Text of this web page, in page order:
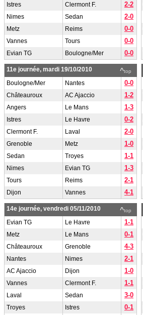
Istres Clermont F. 2-2
Nimes Sedan 2-0
Metz Reims 0-0
Vannes Tours 0-0
Evian TG Boulogne/Mer 0-0
^top
11e journée, mardi 19/10/2010
Boulogne/Mer
Nantes 0-0
Châteauroux AC Ajaccio 1-2
Angers Le Mans 1-3
Istres Le Havre 0-2
Clermont F. Laval 2-0
Grenoble Metz 1-0
Sedan Troyes 1-1
Nimes Evian TG 1-3
Tours Reims 2-1
Dijon Vannes 4-1
^top
14e journée, vendredi 05/11/2010
Evian TG
Le Havre 1-1
Metz Le Mans 0-1
Châteauroux Grenoble 4-3
Nantes Nimes 2-1
AC Ajaccio Dijon 1-0
Vannes Clermont F. 1-1
Laval Sedan 3-0
Troyes Istres 0-1